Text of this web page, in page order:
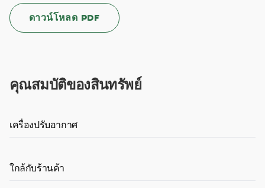
ดาวน์โหลด PDF
คุณสมบัติของสินทรัพย์
เครื่องปรับอากาศ
ใกล้กับร้านค้า